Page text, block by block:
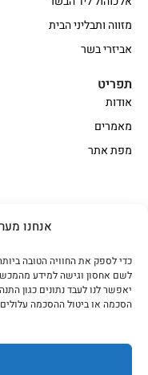
אנחנו
לשם אחסון וגישה למידע
יאפשר לנו לעבד נתונים כגון
הסכמה או ביטול ההסכמה
אווז
בשר בקר עגלה משובח
הודו
מזווה ותבליני הבית
אביזרי בשר
תפריט
אודות
מאמרים
מפת אתר